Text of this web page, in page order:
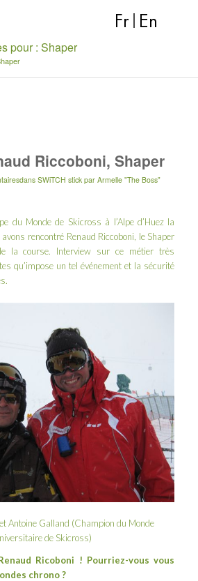
Fr En
pour : Shaper
Riccoboni, Shaper
dans SWiTCH stick par Armelle "The Boss"
du Monde de Skicross à l’Alpe d’Huez la
avons rencontré Renaud Riccoboni, le Shaper
la course. Interview sur ce métier très
qu’impose un tel événement et la sécurité
Antoine Galland (Champion du Monde
de Skicross)
Ricoboni ! Pourriez-vous vous
chrono ?